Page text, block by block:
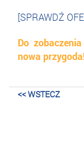
[SPRAWDŹ
Do
nowa
<< WSTECZ